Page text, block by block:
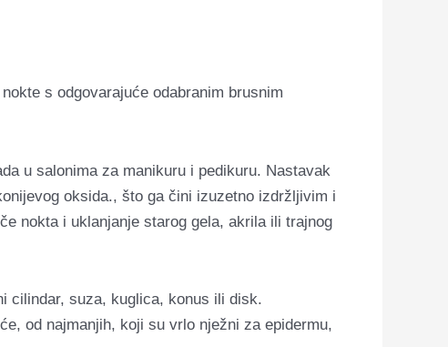
s odgovarajuće odabranim brusnim
u salonima za manikuru i pedikuru. Nastavak
oksida., što ga čini izuzetno izdržljivim i
nokta i uklanjanje starog gela, akrila ili trajnog
cilindar, suza, kuglica, konus ili disk.
od najmanjih, koji su vrlo nježni za epidermu,